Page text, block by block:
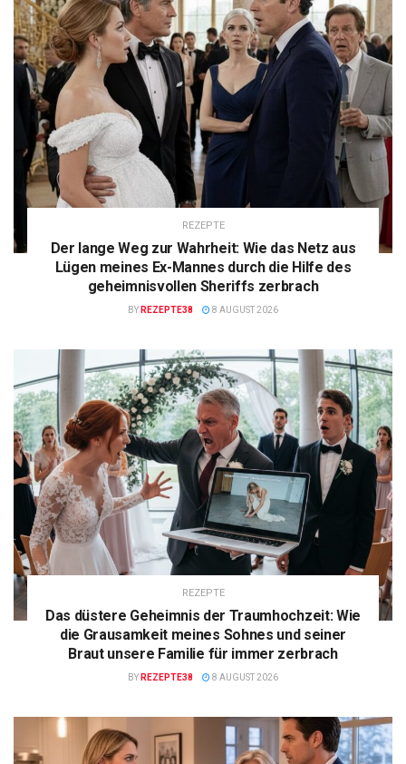
REZEPTE
Der lange Weg zur Wahrheit: Wie das Netz aus
Lügen meines Ex-Mannes durch die Hilfe des
geheimnisvollen Sheriffs zerbrach
BY REZEPTE38 8 AUGUST 2026
REZEPTE
Das düstere Geheimnis der Traumhochzeit: Wie
die Grausamkeit meines Sohnes und seiner
Braut unsere Familie für immer zerbrach
BY REZEPTE38 8 AUGUST 2026